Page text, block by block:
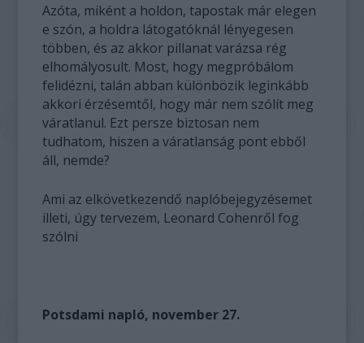
Azóta, miként a holdon, tapostak már elegen
e szón, a holdra látogatóknál lényegesen
többen, és az akkor pillanat varázsa rég
elhomályosult. Most, hogy megpróbálom
felidézni, talán abban különbözik leginkább
akkori érzésemtől, hogy már nem szólít meg
váratlanul. Ezt persze biztosan nem
tudhatom, hiszen a váratlanság pont ebből
áll, nemde?
Ami az elkövetkezendő naplóbejegyzésemet
illeti, úgy tervezem, Leonard Cohenről fog
szólni
Potsdami napló, november 27.